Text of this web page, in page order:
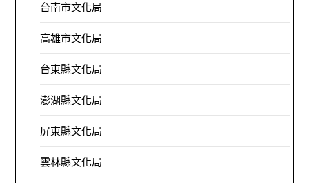
台南市文化局
高雄市文化局
台東縣文化局
澎湖縣文化局
屏東縣文化局
雲林縣文化局